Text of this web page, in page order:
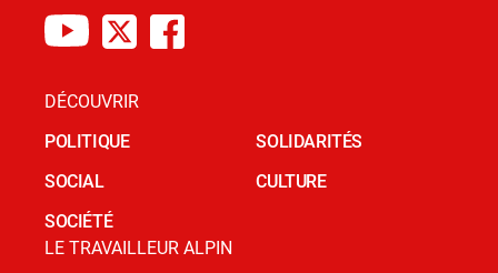
DÉCOUVRIR
POLITIQUE
SOCIAL
SOCIÉTÉ
SOLIDARITÉS
CULTURE
LE TRAVAILLEUR ALPIN